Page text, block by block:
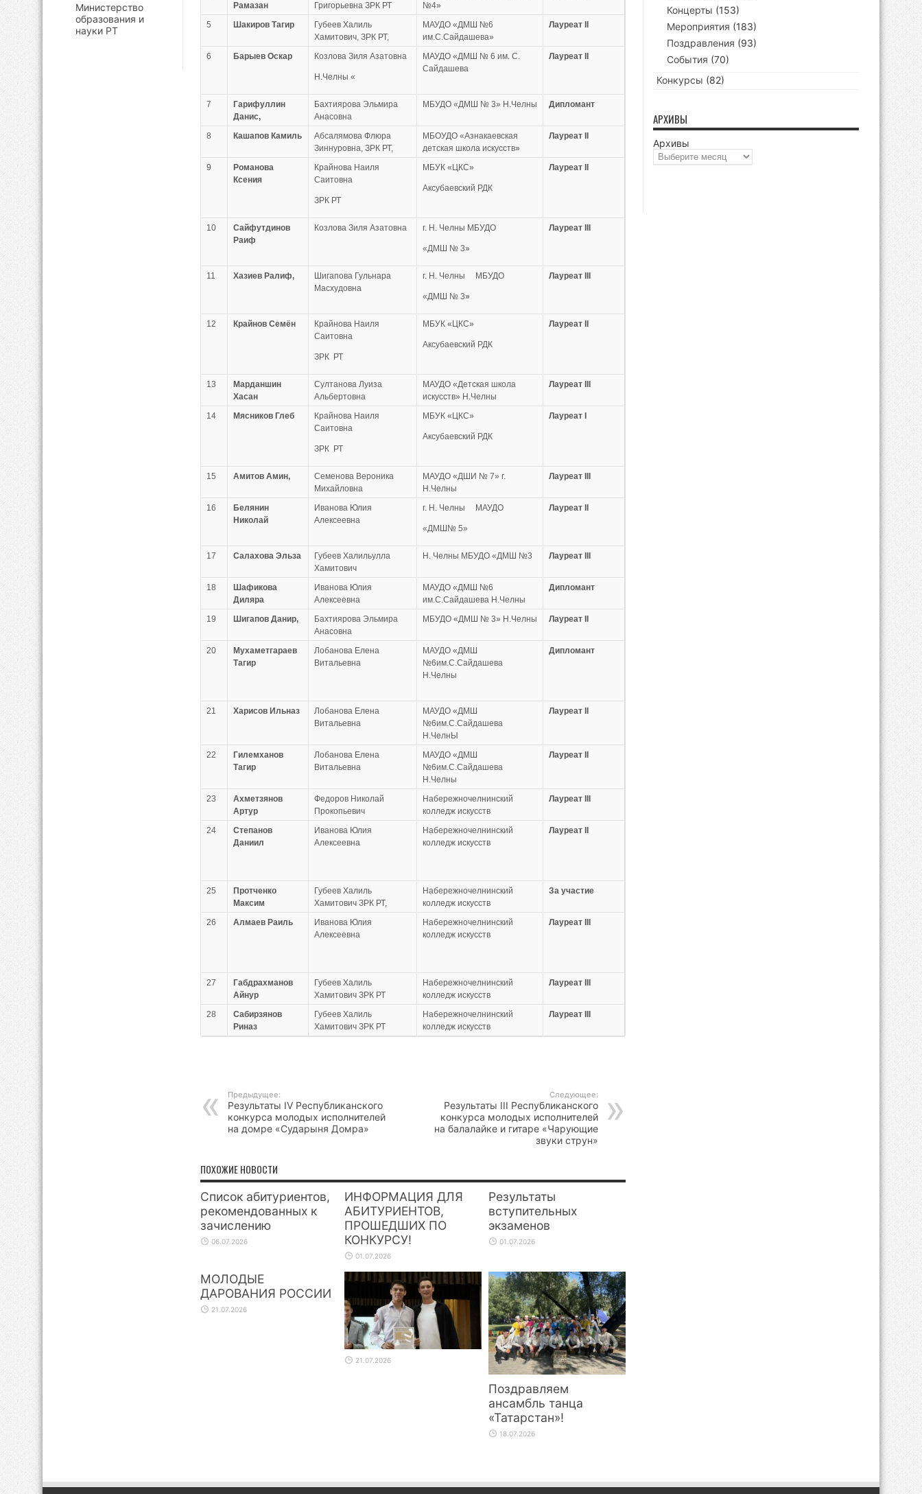
Рамазан
Григорьевна ЗРК РТ
№4»
5 Шакиров Тагир
Губеев Халиль
Хамитович, ЗРК РТ,
МАУДО «ДМШ №6
им.С.Сайдашева»
Лауреат
6 Барыев Оскар Козлова Зиля Азатовна
Н.Челны «
МАУДО «ДМШ № 6 им. С.
Сайдашева
Лауреат
7
Гарифуллин
Данис,
Бахтиярова Эльмира
Анасовна
МБУДО «ДМШ № 3» Н.Челны Дипломант
8 Кашапов Камиль
Абсалямова Флюра
Зиннуровна, ЗРК РТ,
МБОУДО «Азнакаевская
детская школа искусств»
Лауреат
9
Романова
Ксения
Крайнова Наиля
Саитовна
ЗРК РТ
МБУК «ЦКС»
Аксубаевский РДК
Лауреат
10
Сайфутдинов
Раиф
Козлова Зиля Азатовна г. Н. Челны МБУДО
«ДМШ № 3»
Лауреат
11 Хазиев Ралиф,
Шигапова Гульнара
Масхудовна
г. Н. Челны МБУДО
«ДМШ № 3»
Лауреат
12 Крайнов Семён
Крайнова Наиля
Саитовна
ЗРК РТ
МБУК «ЦКС»
Аксубаевский РДК
Лауреат
13
Марданшин
Хасан
Султанова Луиза
Альбертовна
МАУДО «Детская школа
искусств» Н.Челны
Лауреат
14 Мясников Глеб
Крайнова Наиля
Саитовна
ЗРК РТ
МБУК «ЦКС»
Аксубаевский РДК
Лауреат
15 Амитов Амин,
Семенова Вероника
Михайловна
МАУДО «ДШИ № 7» г.
Н.Челны
Лауреат
16
Белянин
Николай
Иванова Юлия
Алексеевна
г. Н. Челны МАУДО
«ДМШ№ 5»
Лауреат
17 Салахова Эльза
Губеев Халильулла
Хамитович
Н. Челны МБУДО «ДМШ №3 Лауреат
18
Шафикова
Диляра
Иванова Юлия
Алексеевна
МАУДО «ДМШ №6
им.С.Сайдашева Н.Челны
Дипломант
19 Шигапов Данир,
Бахтиярова Эльмира
Анасовна
МБУДО «ДМШ № 3» Н.Челны Лауреат
20
Мухаметгараев
Тагир
Лобанова Елена
Витальевна
МАУДО «ДМШ
№6им.С.Сайдашева
Н.Челны
Дипломант
21 Харисов Ильназ
Лобанова Елена
Витальевна
МАУДО «ДМШ
№6им.С.Сайдашева
Н.ЧелнЫ
Лауреат
22
Гилемханов
Тагир
Лобанова Елена
Витальевна
МАУДО «ДМШ
№6им.С.Сайдашева
Н.Челны
Лауреат
23
Ахметзянов
Артур
Федоров Николай
Прокопьевич
Набережночелнинский
колледж искусств
Лауреат
24
Степанов
Даниил
Иванова Юлия
Алексеевна
Набережночелнинский
колледж искусств
Лауреат
25
Протченко
Максим
Губеев Халиль
Хамитович ЗРК РТ,
Набережночелнинский
колледж искусств
За участие
26 Алмаев Раиль
Иванова Юлия
Алексеевна
Набережночелнинский
колледж искусств
Лауреат
27
Габдрахманов
Айнур
Губеев Халиль
Хамитович ЗРК РТ
Набережночелнинский
колледж искусств
Лауреат
28
Сабирзянов
Риназ
Губеев Халиль
Хамитович ЗРК РТ
Набережночелнинский
колледж искусств
Лауреат
Предыдущее:
Результаты IV Республиканского
конкурса молодых исполнителей
на домре «Сударыня Домра»
Следующее:
Результаты III Республиканского
конкурса молодых исполнителей
на балалайке и гитаре «Чарующие
звуки струн»
ПОХОЖИЕ НОВОСТИ
Список абитуриентов,
рекомендованных к
зачислению
06.07.2026
ИНФОРМАЦИЯ ДЛЯ
АБИТУРИЕНТОВ,
ПРОШЕДШИХ ПО
КОНКУРСУ!
01.07.2026
Результаты
вступительных
экзаменов
01.07.2026
МОЛОДЫЕ
ДАРОВАНИЯ РОССИИ
21.07.2026
21.07.2026
Поздравляем
ансамбль танца
«Татарстан»!
18.07.2026
Министерство
образования и
науки РТ
Концерты (153)
Мероприятия (183)
Поздравления (93)
События (70)
Конкурсы (82)
АРХИВЫ
Архивы